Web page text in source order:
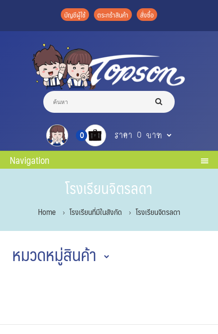
บัญชีผู้ใช้ ตระกร้าสินค้า สั่งซื้อ
0 ราคา 0 บาท
Navigation
โรงเรียนจิตรลดา
Home โรงเรียนที่มีในสังกัด โรงเรียนจิตรลดา
หมวดหมู่สินค้า